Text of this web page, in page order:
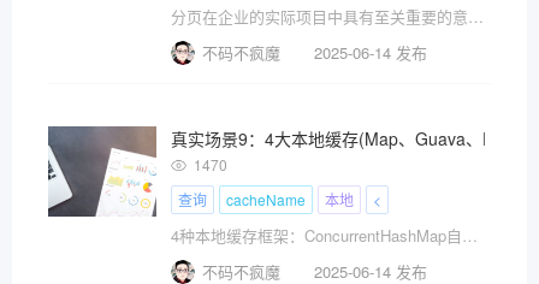
分页在企业的实际项目中具有至关重要的意义。它可以帮助企业更高效地处理大量数据，提高用户体验，满足特定的业务需求，并确保系统的稳定运行。此文主要介绍PageHelper踩坑系列及处理方案
不码不疯魔
2025-06-14 发布
真实场景9：4大本地缓存(Map、Guava、
1470
查询
cacheName 本地 <
4种本地缓存框架：ConcurrentHashMap自定义缓存、Guava Cache、Ehcache、Caffeine。选好且用好了，能提升100倍性能
不码不疯魔
2025-06-14 发布